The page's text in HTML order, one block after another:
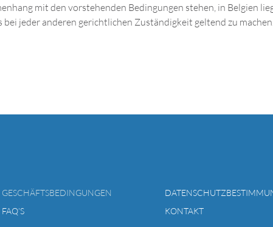
mit den vorstehenden Bedingungen stehen, in Belgien
jeder anderen gerichtlichen Zuständigkeit geltend zu
GESCHÄFTSBEDINGUNGEN
FAQ’S
KONTAKT